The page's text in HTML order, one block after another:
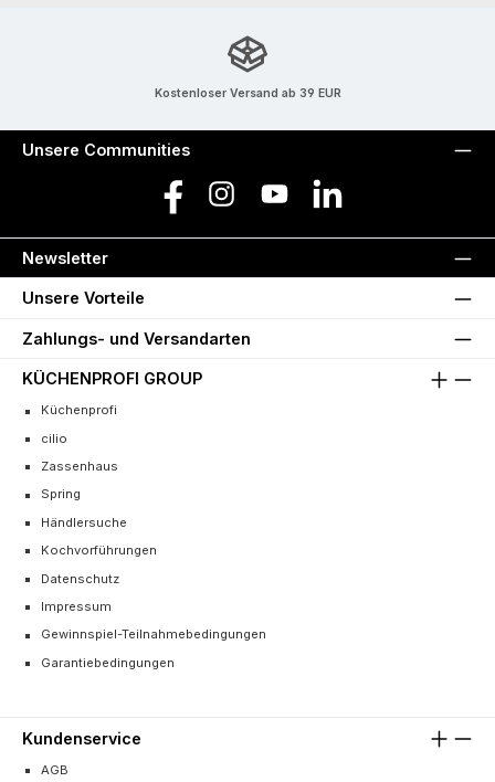
Kostenloser Versand ab 39 EUR
Unsere Communities
Facebook Instagram YouTube LinkedIn
Newsletter
Unsere Vorteile
Zahlungs- und Versandarten
KÜCHENPROFI GROUP
Küchenprofi
cilio
Zassenhaus
Spring
Händlersuche
Kochvorführungen
Datenschutz
Impressum
Gewinnspiel-Teilnahmebedingungen
Garantiebedingungen
Kundenservice
AGB